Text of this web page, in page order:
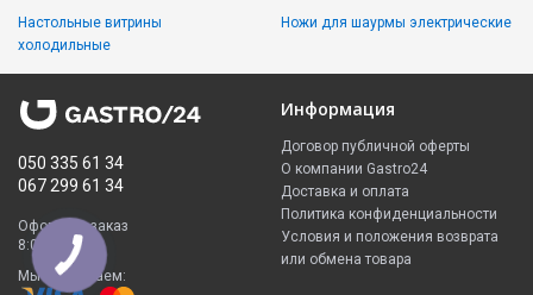
Настольные витрины
холодильные
Ножи для шаурмы электрические
050 335 61 34
067 299 61 34
Оформить заказ
8:00 - 23:00
Мы принимаем:
Информация
Договор публичной оферты
О компании Gastro24
Доставка и оплата
Политика конфиденциальности
Условия и положения возврата
или обмена товара